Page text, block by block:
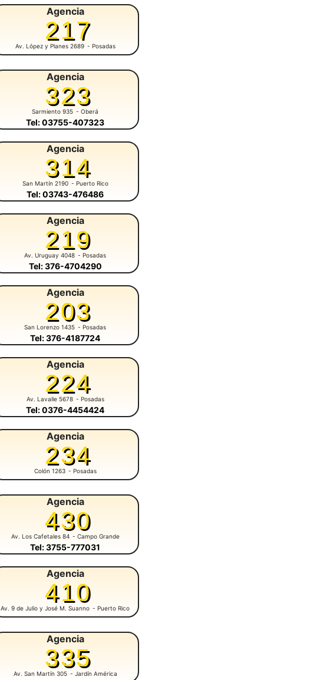
Agencia
217
Av. López y Planes 2689 - Posadas
Agencia
323
Sarmiento 935 - Oberá
Tel: 03755-407323
Agencia
314
San Martín 2190 - Puerto Rico
Tel: 03743-476486
Agencia
219
Av. Uruguay 4048 - Posadas
Tel: 376-4704290
Agencia
203
San Lorenzo 1435 - Posadas
Tel: 376-4187724
Agencia
224
Av. Lavalle 5678 - Posadas
Tel: 0376-4454424
Agencia
234
Colón 1263 - Posadas
Agencia
430
Av. Los Cafetales 84 - Campo Grande
Tel: 3755-777031
Agencia
410
Av. 9 de Julio y José M. Suanno - Puerto Rico
Agencia
335
Av. San Martín 305 - Jardín América